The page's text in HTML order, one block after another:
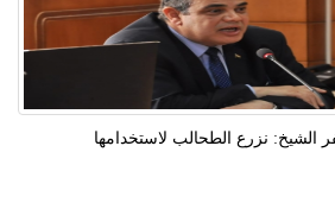
الشيخ: نزرع الطحالب لاستخدامها